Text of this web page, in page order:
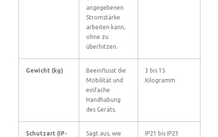
angegebenen
Stromstärke
arbeiten kann,
ohne zu
überhitzen.
Gewicht (kg)
Beeinflusst die
Mobilität und
einfache
Handhabung
des Geräts.
3 bis 15
Kilogramm
Schutzart (IP-
Sagt aus, wie
IP21 bis IP23